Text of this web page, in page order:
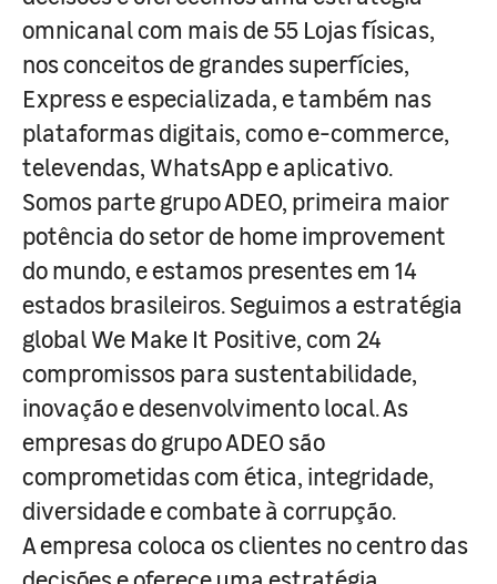
omnicanal com mais de 55 Lojas físicas,
nos conceitos de grandes superfícies,
Express e especializada, e também nas
plataformas digitais, como e-commerce,
televendas, WhatsApp e aplicativo.
Somos parte grupo ADEO, primeira maior
potência do setor de home improvement
do mundo, e estamos presentes em 14
estados brasileiros. Seguimos a estratégia
global We Make It Positive, com 24
compromissos para sustentabilidade,
inovação e desenvolvimento local. As
empresas do grupo ADEO são
comprometidas com ética, integridade,
diversidade e combate à corrupção.
A empresa coloca os clientes no centro das